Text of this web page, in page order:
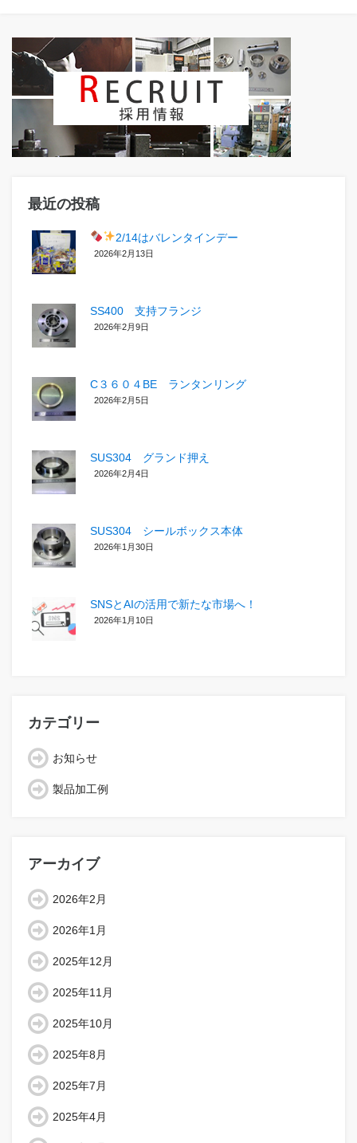
最近の投稿
2/14はバレンタインデー
2026年2月13日
SS400 支持フランジ
2026年2月9日
C３６０４BE ランタンリング
2026年2月5日
SUS304 グランド押え
2026年2月4日
SUS304 シールボックス本体
2026年1月30日
SNSとAIの活用で新たな市場へ！
2026年1月10日
カテゴリー
お知らせ
製品加工例
アーカイブ
2026年2月
2026年1月
2025年12月
2025年11月
2025年10月
2025年8月
2025年7月
2025年4月